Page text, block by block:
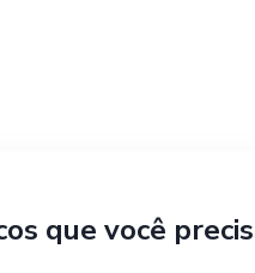
para conhecer o
que você